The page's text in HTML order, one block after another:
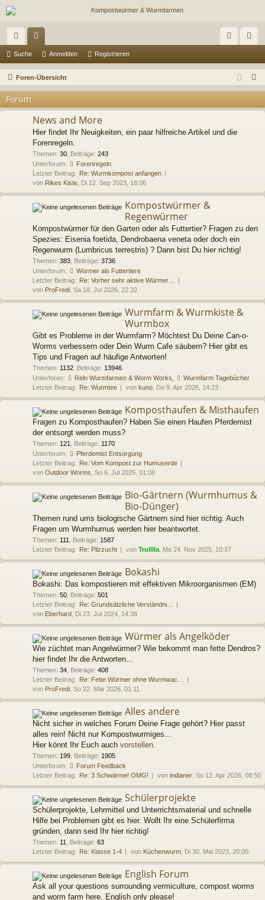
ch
ne
llz
ug
en m
el
de
ist
rie
re
Suche Anmelden Registrieren
Foren-Übersicht
u
Forum
News and More
Hier findet Ihr Neuigkeiten, ein paar hilfreiche Artikel und die
Forenregeln.
Themen: 30 Beiträge: 243
Unterforum:
Forenregeln
Letzter Beitrag: Re: Wurmkompost anfangen
von Rikes Kiste , Di 12. Sep 2023, 18:06
Kompostwürmer &
Regenwürmer
Kompostwürmer für den Garten oder als Futtertier? Fragen zu den
Spezies: Eisenia foetida, Dendrobaena veneta oder doch ein
Regenwurm (Lumbricus terrestris) ? Dann bist Du hier richtig!
Themen: 383 Beiträge: 3736
Unterforum:
Würmer als Futtertiere
Letzter Beitrag: Re: Vorher sehr aktive Würmer…
von ProFredi , Sa 18. Jul 2026, 22:32
Wurmfarm & Wurmkiste &
Wurmbox
Gibt es Probleme in der Wurmfarm? Möchtest Du Deine Can-o-
Worms verbessern oder Dein Wurm Cafe säubern? Hier gibt es
Tips und Fragen auf häufige Antworten!
Themen: 1132 Beiträge: 13946
Unterforen:
Reln Wurmfarmen & Worm Works
Wurmfarm Tagebücher
Letzter Beitrag: Re: Wurmtee von kuno , Do 9. Apr 2026, 14:23
Komposthaufen & Misthaufen
Fragen zu Komposthaufen? Haben Sie einen Haufen Pferdemist
der entsorgt werden muss?
Themen: 121 Beiträge: 1170
Unterforum:
Pferdemist Entsorgung
Letzter Beitrag: Re: Vom Kompost zur Humuserde
von Outdoor Worms , So 6. Jul 2025, 01:08
Bio-Gärtnern (Wurmhumus &
Bio-Dünger)
Themen rund ums biologische Gärtnern sind hier richtig. Auch
Fragen um Wurmhumus werden hier beantwortet.
Themen: 111 Beiträge: 1587
Letzter Beitrag: Re: Pilzzucht von Trulllla , Mo 24. Nov 2025, 10:37
Bokashi
Bokashi: Das kompostieren mit effektiven Mikroorganismen (EM)
Themen: 50 Beiträge: 501
Letzter Beitrag: Re: Grundsätzliche Verständni…
von Eberhard , Di 23. Jul 2024, 14:38
Würmer als Angelköder
Wie züchtet man Angelwürmer? Wie bekommt man fette Dendros?
hier findet Ihr die Antworten...
Themen: 34 Beiträge: 408
Letzter Beitrag: Re: Fette Würmer ohne Wurmwac…
von ProFredi , So 22. Mär 2026, 01:11
Alles andere
Nicht sicher in welches Forum Deine Frage gehört? Hier passt
alles rein! Nicht nur Kompostwurmiges...
Hier könnt Ihr Euch auch vorstellen.
Themen: 199 Beiträge: 1905
Unterforum:
Forum Feedback
Letzter Beitrag: Re: 3 Schwärme! OMG! von indianer , So 12. Apr 2026, 08:50
Schülerprojekte
Schülerprojekte, Lehrmittel und Unterrichtsmaterial und schnelle
Hilfe bei Problemen gibt es hier. Wollt Ihr eine Schülerfirma
gründen, dann seid Ihr hier richtig!
Themen: 11 Beiträge: 63
Letzter Beitrag: Re: Klasse 1-4 von Küchenwurm , Di 30. Mai 2023, 20:00
English Forum
Ask all your questions surrounding vermiculture, compost worms
and worm farm here. English only please!